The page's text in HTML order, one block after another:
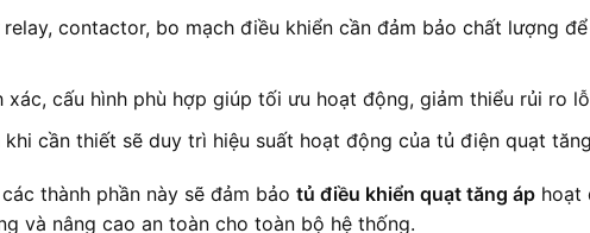
relay, contactor, bo mạch điều khiển cần đảm bảo chất lượng
xác, cấu hình phù hợp giúp tối ưu hoạt động, giảm thiểu rủi ro
cần thiết sẽ duy trì hiệu suất hoạt động của tủ điện quạt
thành phần này sẽ đảm bảo tủ điều khiển quạt tăng áp hoạt
và nâng cao an toàn cho toàn bộ hệ thống.